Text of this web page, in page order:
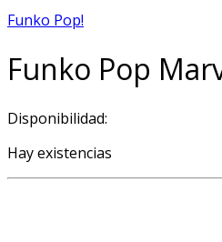
Funko Pop!
Funko Pop
Disponibilidad:
Hay existencias